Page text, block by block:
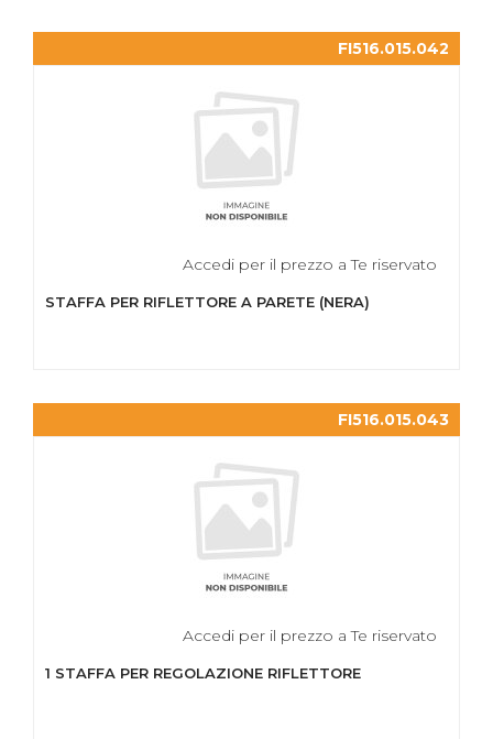
FI516.015.042
Accedi per il prezzo a Te riservato
STAFFA PER RIFLETTORE A PARETE (NERA)
FI516.015.043
Accedi per il prezzo a Te riservato
1 STAFFA PER REGOLAZIONE RIFLETTORE